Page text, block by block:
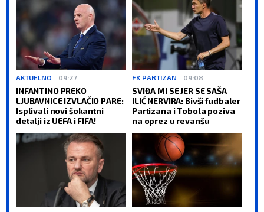
AKTUELNO 09:27
INFANTINO PREKO
LJUBAVNICE IZVLAČIO PARE:
Isplivali novi šokantni
detalji iz UEFA i FIFA!
FK PARTIZAN 09:08
SVIĐA MI SE JER SE SAŠA
ILIĆ NERVIRA: Bivši fudbaler
Partizana i Tobola poziva
na oprez u revanšu